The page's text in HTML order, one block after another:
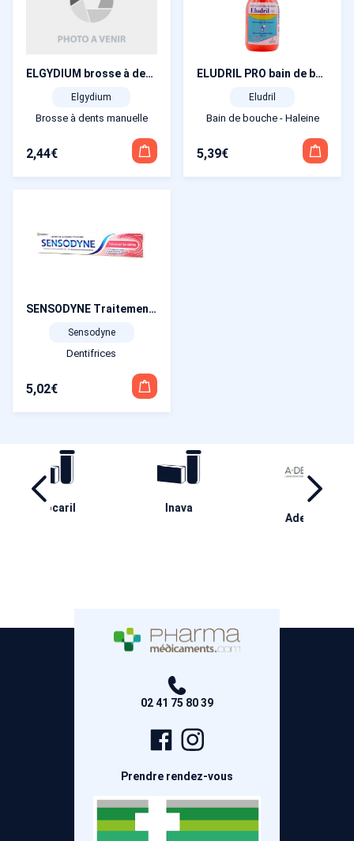
ELGYDIUM brosse à dents blancheur médium
Elgydium
Brosse à dents manuelle
2,44€
ELUDRIL PRO bain de bouche 200 ml + gobelet doseur
Eludril
Bain de bouche - Haleine
5,39€
SENSODYNE Traitement Sensibilité Dentifrice 75 ml
Sensodyne
Dentifrices
5,02€
02 41 75 80 39
Page
Facebook
Prendre rendez-vous